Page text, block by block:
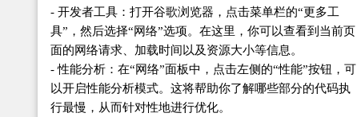
- 开发者工具：打开谷歌浏览器，点击菜单栏的“更多工
具”，然后选择“网络”选项。在这里，你可以查看到当前页
面的网络请求、加载时间以及资源大小等信息。
- 性能分析：在“网络”面板中，点击左侧的“性能”按钮，可
以开启性能分析模式。这将帮助你了解哪些部分的代码执
行最慢，从而针对性地进行优化。